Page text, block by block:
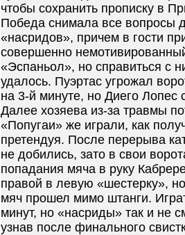
чтобы сохранить прописку в
Победа снимала все вопросы
«насридов», причем в гости
совершенно
«Эспаньол», но справиться с
удалось. Пуэртас угрожал
на 3-й минуте, но Диего
Далее хозяева из-за травмы
«Попугаи» же играли, как
претендуя. После перерыва
не добились, зато в свои
попадания мяча в руку
правой в левую «шестерку»,
мяч прошел мимо штанги.
минут, но «насриды» так и не
узнав после финального